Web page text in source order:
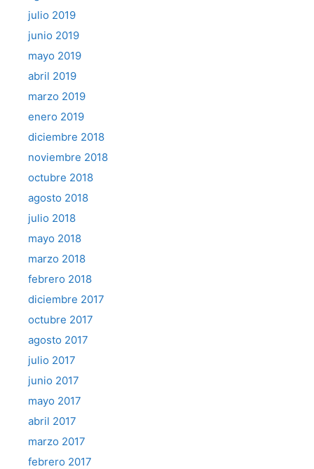
julio 2019
junio 2019
mayo 2019
abril 2019
marzo 2019
enero 2019
diciembre 2018
noviembre 2018
octubre 2018
agosto 2018
julio 2018
mayo 2018
marzo 2018
febrero 2018
diciembre 2017
octubre 2017
agosto 2017
julio 2017
junio 2017
mayo 2017
abril 2017
marzo 2017
febrero 2017